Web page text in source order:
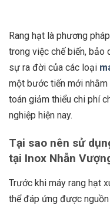
Rang hạt là phương
trong việc chế biến, bảo
sự ra đời của các loại
một bước tiến mới
toán giảm thiểu chi phí
nghiệp hiện nay.
Tại sao nên sử
tại Inox Nhẫn
Trước khi máy rang hạt
thể đáp ứng được